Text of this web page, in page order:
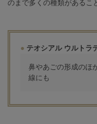
のまで多くの種類があるこ
テオシアル ウルトラ
鼻やあごの形成のほ
線にも